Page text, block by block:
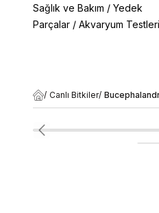
Sağlık ve Bakım / Yedek
Parçalar / Akvaryum Testleri
/ Canlı Bitkiler/